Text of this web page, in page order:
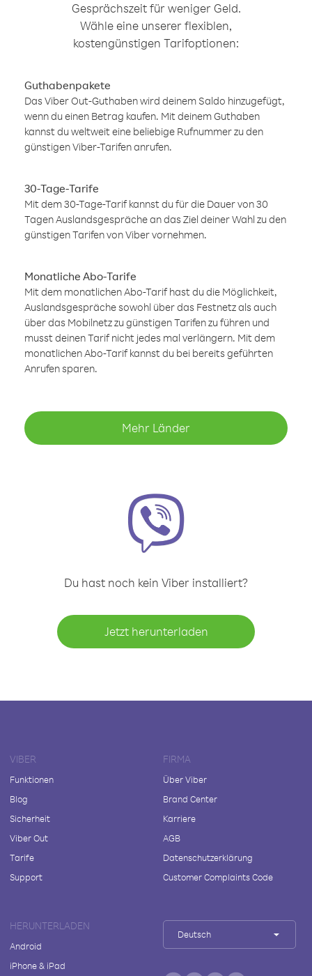
Gesprächszeit für weniger Geld.
Wähle eine unserer flexiblen,
kostengünstigen Tarifoptionen:
Guthabenpakete
Das Viber Out-Guthaben wird deinem Saldo hinzugefügt,
wenn du einen Betrag kaufen. Mit deinem Guthaben
kannst du weltweit eine beliebige Rufnummer zu den
günstigen Viber-Tarifen anrufen.
30-Tage-Tarife
Mit dem 30-Tage-Tarif kannst du für die Dauer von 30
Tagen Auslandsgespräche an das Ziel deiner Wahl zu den
günstigen Tarifen von Viber vornehmen.
Monatliche Abo-Tarife
Mit dem monatlichen Abo-Tarif hast du die Möglichkeit,
Auslandsgespräche sowohl über das Festnetz als auch
über das Mobilnetz zu günstigen Tarifen zu führen und
musst deinen Tarif nicht jedes mal verlängern. Mit dem
monatlichen Abo-Tarif kannst du bei bereits geführten
Anrufen sparen.
Mehr Länder
Du hast noch kein Viber installiert?
Jetzt herunterladen
VIBER
Funktionen
Blog
Sicherheit
Viber Out
Tarife
Support
FIRMA
Über Viber
Brand Center
Karriere
AGB
Datenschutzerklärung
Customer Complaints Code
HERUNTERLADEN
Android
iPhone & iPad
Deutsch